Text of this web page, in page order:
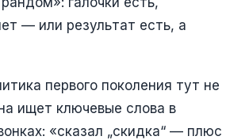
— или результат есть, а
первого поколения тут не
ищет ключевые слова в
«сказал „скидка“ — плюс